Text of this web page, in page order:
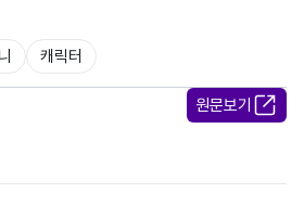
캐릭터
원문보기